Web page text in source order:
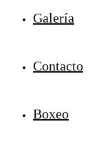
Galería
Contacto
Boxeo